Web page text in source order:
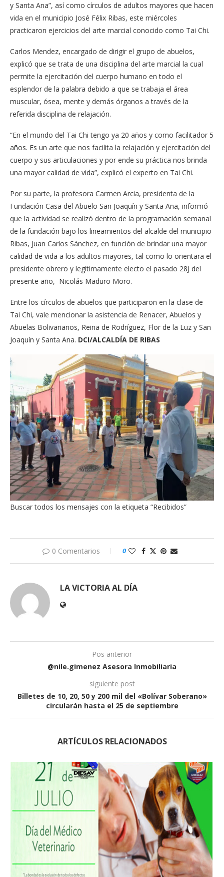
y Santa Ana”, así como círculos de adultos mayores que hacen
vida en el municipio José Félix Ribas, este miércoles
practicaron ejercicios del arte marcial conocido como Tai Chi.
Carlos Mendez, encargado de dirigir el grupo de abuelos,
explicó que se trata de una disciplina del arte marcial la cual
permite la ejercitación del cuerpo humano en todo el
esplendor de la palabra debido a que se trabaja el área
muscular, ósea, mente y demás órganos a través de la
referida disciplina de relajación.
“En el mundo del Tai Chi tengo ya 20 años y como facilitador 5
años. Es un arte que nos facilita la relajación y ejercitación del
cuerpo y sus articulaciones y por ende su práctica nos brinda
una mayor calidad de vida”, explicó el experto en Tai Chi.
Por su parte, la profesora Carmen Arcia, presidenta de la
Fundación Casa del Abuelo San Joaquín y Santa Ana, informó
que la actividad se realizó dentro de la programación semanal
de la fundación bajo los lineamientos del alcalde del municipio
Ribas, Juan Carlos Sánchez, en función de brindar una mayor
calidad de vida a los adultos mayores, tal como lo orientara el
presidente obrero y legítimamente electo el pasado 28J del
presente año, Nicolás Maduro Moro.
Entre los círculos de abuelos que participaron en la clase de
Tai Chi, vale mencionar la asistencia de Renacer, Abuelos y
Abuelas Bolivarianos, Reina de Rodríguez, Flor de la Luz y San
Joaquín y Santa Ana. DCI/ALCALDÍA DE RIBAS
Buscar todos los mensajes con la etiqueta “Recibidos”
0 Comentarios 0
LA VICTORIA AL DÍA
Pos anterior
@nile.gimenez Asesora Inmobiliaria
siguiente post
Billetes de 10, 20, 50 y 200 mil del «Bolívar Soberano»
circularán hasta el 25 de septiembre
ARTÍCULOS RELACIONADOS